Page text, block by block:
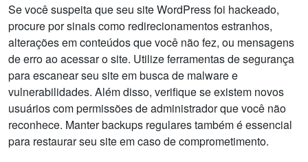
Se você suspeita que seu site WordPress foi hackeado,
procure por sinais como redirecionamentos estranhos,
alterações em conteúdos que você não fez, ou mensagens
de erro ao acessar o site. Utilize ferramentas de segurança
para escanear seu site em busca de malware e
vulnerabilidades. Além disso, verifique se existem novos
usuários com permissões de administrador que você não
reconhece. Manter backups regulares também é essencial
para restaurar seu site em caso de comprometimento.